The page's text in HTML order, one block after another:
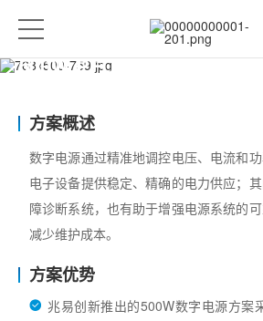
500W PFC + LLC 数字电源
方案概述
数字电源通过精准地调控电压、电流和
电子设备提供稳定、精确的电力供应；
障诊断系统，也有助于增强电源系统的
减少维护成本。
方案优势
兆易创新推出的500W数字电源方案